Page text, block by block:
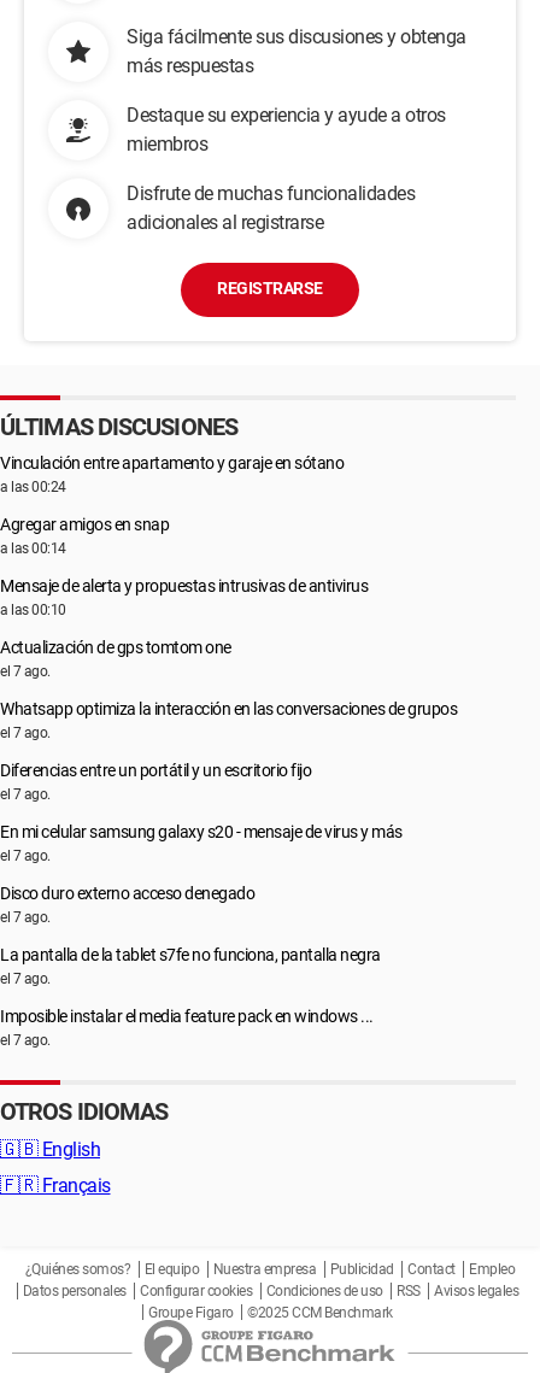
Siga fácilmente sus discusiones y obtenga
más respuestas
Destaque su experiencia y ayude a otros
miembros
Disfrute de muchas funcionalidades
adicionales al registrarse
REGISTRARSE
ÚLTIMAS DISCUSIONES
Vinculación entre apartamento y garaje en sótano
a las 00:24
Agregar amigos en snap
a las 00:14
Mensaje de alerta y propuestas intrusivas de antivirus
a las 00:10
Actualización de gps tomtom one
el 7 ago.
Whatsapp optimiza la interacción en las conversaciones de grupos
el 7 ago.
Diferencias entre un portátil y un escritorio fijo
el 7 ago.
En mi celular samsung galaxy s20 - mensaje de virus y más
el 7 ago.
Disco duro externo acceso denegado
el 7 ago.
La pantalla de la tablet s7fe no funciona, pantalla negra
el 7 ago.
Imposible instalar el media feature pack en windows ...
el 7 ago.
OTROS IDIOMAS
🇬🇧 English
🇫🇷 Français
¿Quiénes somos? El equipo Nuestra empresa Publicidad Contact
Empleo
Datos personales
Configurar cookies Condiciones de uso RSS
Avisos legales
Groupe Figaro
©2025 CCM Benchmark